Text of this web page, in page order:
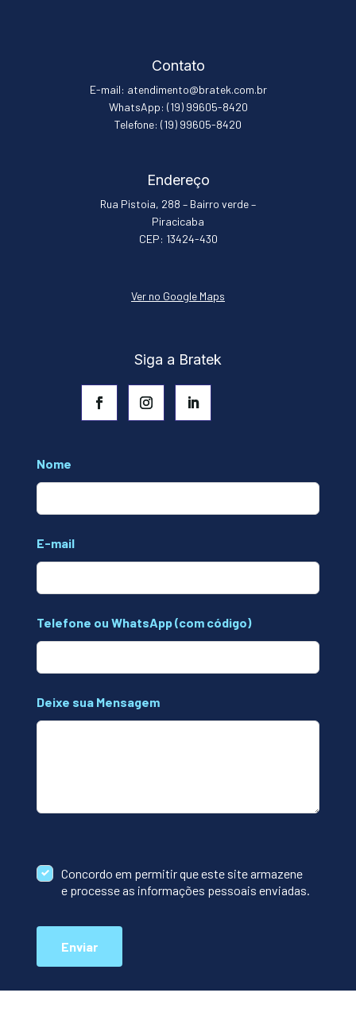
Contato
E-mail: atendimento@bratek.com.br
WhatsApp: (19) 99605-8420
Telefone: (19) 99605-8420
Endereço
Rua Pistoia, 288 – Bairro verde –
Piracicaba
CEP: 13424-430
Ver no Google Maps
Siga a Bratek
Leave
blank
Nome
E-mail
Telefone ou WhatsApp (com código)
Deixe sua Mensagem
Concordo em permitir que este site armazene
e processe as informações pessoais enviadas.
Enviar